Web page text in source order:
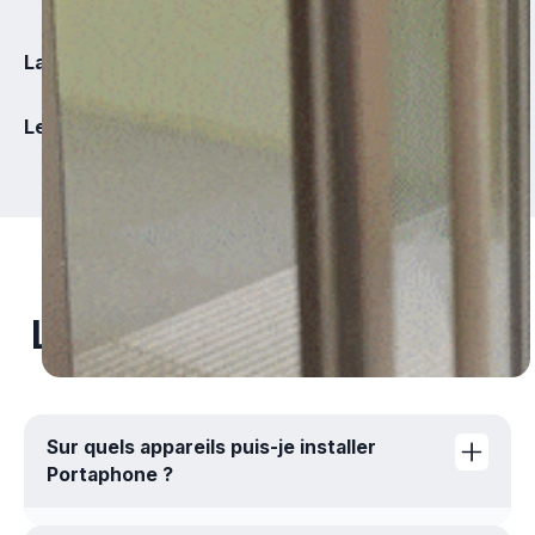
La clé virtuelle
Le geste actif
FAQ
Les questions fréquentes
Sur quels appareils puis-je installer
Portaphone ?